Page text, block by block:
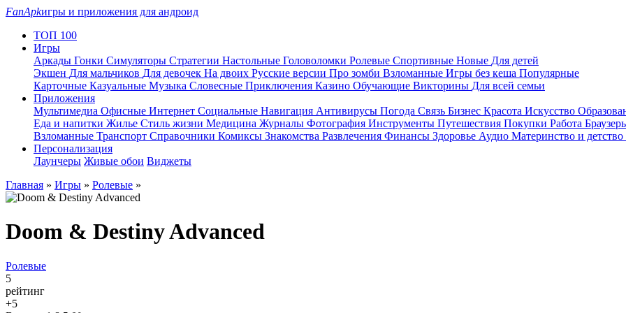
FanApkигры и приложения для андроид
ТОП 100
Игры
Аркады Гонки Симуляторы Стратегии Настольные Головоломки Ролевые Спортивные Новые Для детей
Экшен Для мальчиков Для девочек На двоих Русские версии Про зомби Взломанные Игры без кеша Популярные
Карточные Казуальные Музыка Словесные Приключения Казино Обучающие Викторины Для всей семьи
Приложения
Мультимедиа Офисные Интернет Социальные Навигация Антивирусы Погода Связь Бизнес Красота Искусство
Еда и напитки Жилье Стиль жизни Медицина Журналы Фотография Инструменты Путешествия Покупки Работа
Взломанные Транспорт Справочники Комиксы Знакомства Развлечения Финансы Здоровье Аудио Материнство и детство
Персонализация
Лаунчеры Живые обои Виджеты
Главная » Игры » Ролевые »
Doom & Destiny Advanced
Ролевые
5
рейтинг
+5